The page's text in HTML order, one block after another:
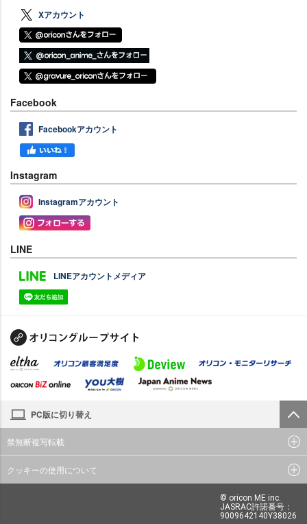
Xアカウント
Facebook
Facebookアカウント
Instagram
Instagramアカウント
LINE
LINEアカウントメディア
PC版に切り替え
禁無断複写転載
クッキーの使用について
© oricon ME inc.
JASRAC許諾番号：
9009642140Y38026